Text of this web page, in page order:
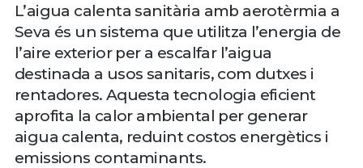
L’aigua calenta sanitària amb aerotèrmia a
Seva és un sistema que utilitza l’energia de
l’aire exterior per a escalfar l’aigua
destinada a usos sanitaris, com dutxes i
rentadores. Aquesta tecnologia eficient
aprofita la calor ambiental per generar
aigua calenta, reduint costos energètics i
emissions contaminants.